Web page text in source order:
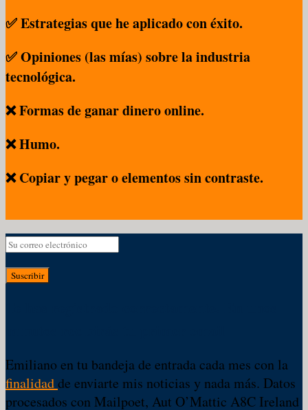
✅ Estrategias que he aplicado con éxito.
✅ Opiniones (las mías) sobre la industria
tecnológica.
❌ Formas de ganar dinero online.
❌ Humo.
❌ Copiar y pegar o elementos sin contraste.
Suscribir
Emiliano en tu bandeja de entrada cada mes con la
finalidadde enviarte mis noticias y nada más. Datos
procesados con Mailpoet, Aut O’Mattic A8C Ireland